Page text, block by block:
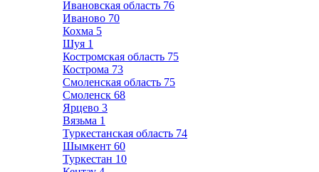
Ивановская область 76
Иваново 70
Кохма 5
Шуя 1
Костромская область 75
Кострома 73
Смоленская область 75
Смоленск 68
Ярцево 3
Вязьма 1
Туркестанская область 74
Шымкент 60
Туркестан 10